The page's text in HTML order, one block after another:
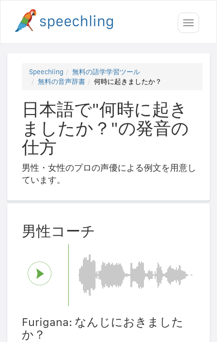
Toggle
Speechling
無料の語学学習ツール
無料の音声辞書
何時に起きましたか？
日本語で"何時に起き
ましたか？"の発音の
仕方
男性・女性のプロの声優による例文を用意し
ています。
男性コーチ
Furigana: なんじにおきました
か？